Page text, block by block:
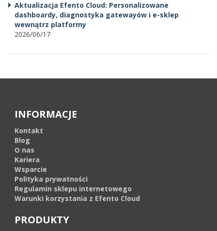
Aktualizacja Efento Cloud: Personalizowane
dashboardy, diagnostyka gatewayów i e-sklep
wewnątrz platformy
2026/06/17
INFORMACJE
Kontakt
Blog
O nas
Kariera
Wsparcie
Polityka prywatności
Regulamin sklepu internetowego
Warunki korzystania z Efento Cloud
PRODUKTY